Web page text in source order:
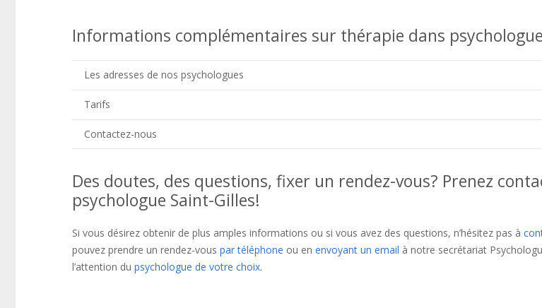
Informations complémentaires sur thérapie dans
Les adresses de nos psychologues
Tarifs
Contactez-nous
Des doutes, des questions, fixer un rendez-vous? Prenez
psychologue Saint-Gilles!
Si vous désirez obtenir de plus amples informations ou si vous avez des questions, n’hésitez pas à
pouvez prendre un rendez-vous par téléphone ou en envoyant un email à notre secrétariat
l’attention du psychologue de votre choix.